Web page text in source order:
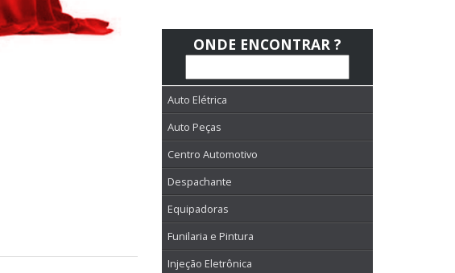
ONDE ENCONTRAR ?
Auto Elétrica
Auto Peças
Centro Automotivo
Despachante
Equipadoras
Funilaria e Pintura
Injeção Eletrônica